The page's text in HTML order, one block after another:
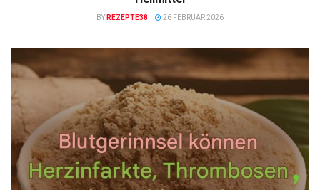
BY REZEPTE38 26 FEBRUAR 2026